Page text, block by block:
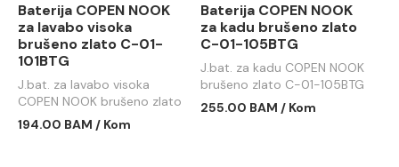
Baterija COPEN NOOK
za lavabo visoka
brušeno zlato C-01-
101BTG
J.bat. za lavabo visoka
COPEN NOOK brušeno zlato
C-01-101BTG
194.00 BAM / Kom
Baterija COPEN NOOK
za kadu brušeno zlato
C-01-105BTG
J.bat. za kadu COPEN NOOK
brušeno zlato C-01-105BTG
255.00 BAM / Kom